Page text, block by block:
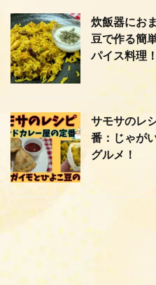
炊飯器にお
豆で作る簡
パイス料理！
サモサのレ
番：じゃが
グルメ！